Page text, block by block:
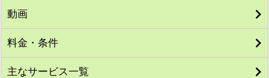
動画
料金・条件
主なサービス一覧